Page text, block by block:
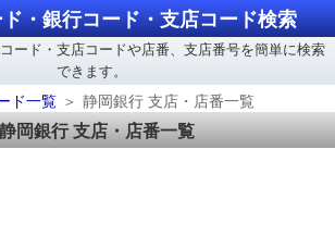
・銀行コード・支店コード検索
ード・支店コードや店番、支店番号を簡単に検索
できます。
ド一覧 静岡銀行 支店・店番一覧
静岡銀行 支店・店番一覧